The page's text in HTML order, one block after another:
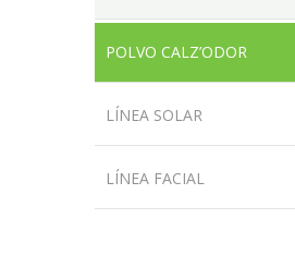
POLVO CALZ’ODOR
LÍNEA SOLAR
LÍNEA FACIAL